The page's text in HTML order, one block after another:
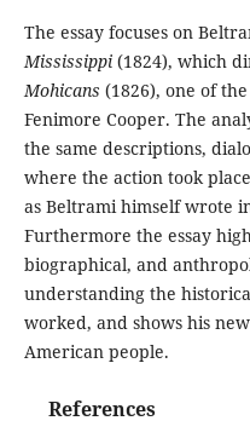
The essay focuses on
Mississippi(1824), which
Mohicans (1826), one of
Fenimore Cooper. The
the same descriptions,
where the action took
as Beltrami himself wrote
Furthermore the essay
biographical, and
understanding the
worked, and shows his
American people.
References